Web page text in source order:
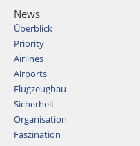
News
Überblick
Priority
Airlines
Airports
Flugzeugbau
Sicherheit
Organisation
Faszination